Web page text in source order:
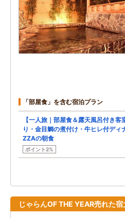
「部屋食」を含む宿泊プラン
【一人旅｜部屋食＆露天風呂付き客
り・金目鯛の煮付け・牛ヒレ付ディ
ZZAの朝食
ポイント2%
じゃらんOF THE YEAR売れた